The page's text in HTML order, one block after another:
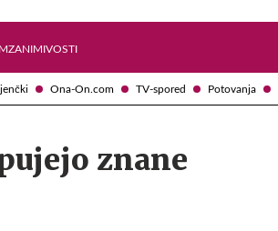
Ona-On.com TV-spored Potovanja
ZANIMIVOSTI
znane